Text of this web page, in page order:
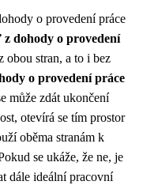
o provedení práce
dohody o provedení
obou stran, a to i bez
o provedení práce
může zdát ukončení
otevírá se tím prostor
oběma stranám k
se ukáže, že ne, je
dále ideální pracovní